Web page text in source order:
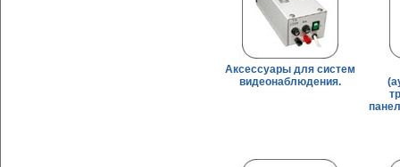
Аксессуары для систем
видеонаблюдения.